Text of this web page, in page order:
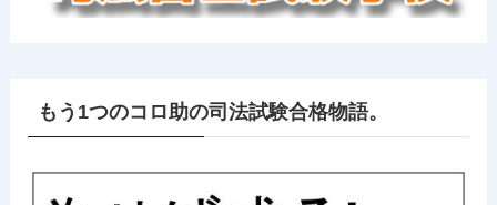
もう1つのコロ助の司法試験合格物語。